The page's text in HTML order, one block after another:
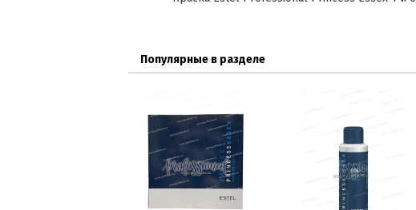
Популярные в разделе